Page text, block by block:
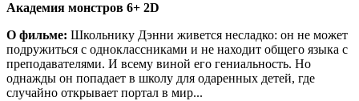
Академия монстров 6+ 2D
О фильме: Школьнику Дэнни живется несладко: он не может
подружиться с одноклассниками и не находит общего языка с
преподавателями. И всему виной его гениальность. Но
однажды он попадает в школу для одаренных детей, где
случайно открывает портал в мир...